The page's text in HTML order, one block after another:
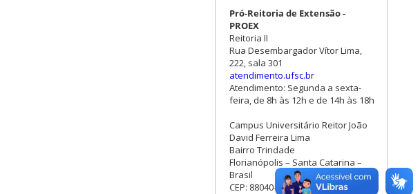
Pró-Reitoria de Extensão -
PROEX
Reitoria II
Rua Desembargador Vítor Lima,
222, sala 301
atendimento.ufsc.br
Atendimento: Segunda a sexta-
feira, de 8h às 12h e de 14h às 18h
Campus Universitário Reitor João
David Ferreira Lima
Bairro Trindade
Florianópolis – Santa Catarina –
Brasil
CEP: 88040-400